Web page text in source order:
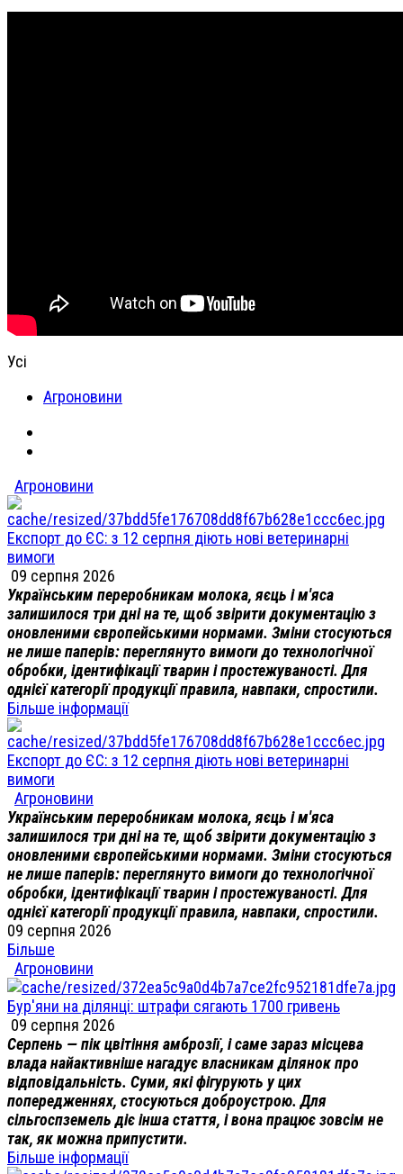
Усі
Агроновини
Агроновини
Експорт до ЄС: з 12 серпня діють нові ветеринарні
вимоги
09 серпня 2026
Українським переробникам молока, яєць і м'яса
залишилося три дні на те, щоб звірити документацію з
оновленими європейськими нормами. Зміни стосуються
не лише паперів: переглянуто вимоги до технологічної
обробки, ідентифікації тварин і простежуваності. Для
однієї категорії продукції правила, навпаки, спростили.
Більше інформації
Експорт до ЄС: з 12 серпня діють нові ветеринарні
вимоги
Агроновини
Українським переробникам молока, яєць і м'яса
залишилося три дні на те, щоб звірити документацію з
оновленими європейськими нормами. Зміни стосуються
не лише паперів: переглянуто вимоги до технологічної
обробки, ідентифікації тварин і простежуваності. Для
однієї категорії продукції правила, навпаки, спростили.
09 серпня 2026
Більше
Агроновини
Бур'яни на ділянці: штрафи сягають 1700 гривень
09 серпня 2026
Серпень — пік цвітіння амброзії, і саме зараз місцева
влада найактивніше нагадує власникам ділянок про
відповідальність. Суми, які фігурують у цих
попередженнях, стосуються доброустрою. Для
сільгоспземель діє інша стаття, і вона працює зовсім не
так, як можна припустити.
Більше інформації